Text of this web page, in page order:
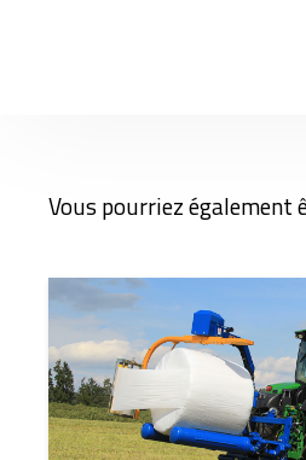
Vous pourriez également